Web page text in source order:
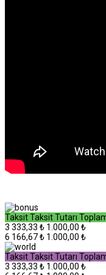
TaksitTaksit Tutarı
3 333,33 ₺ 1.000,00 ₺
6 166,67 ₺ 1.000,00 ₺
TaksitTaksit Tutarı
3 333,33 ₺ 1.000,00 ₺